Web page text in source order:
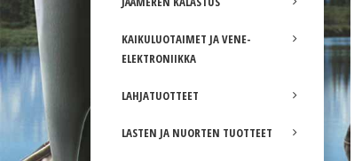
KAIKULUOTAIMET JA VENE-
ELEKTRONIIKKA
LAHJATUOTTEET
LASTEN JA NUORTEN TUOTTEET